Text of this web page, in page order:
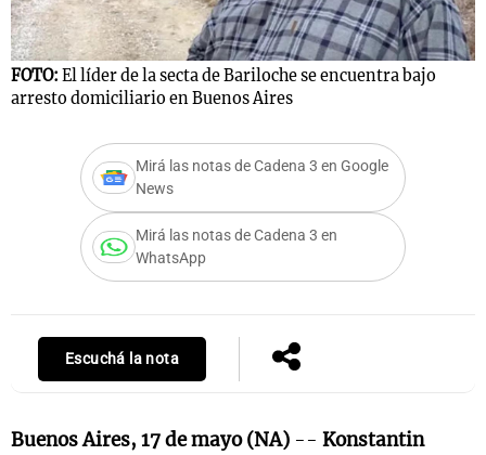
FOTO: El líder de la secta de Bariloche se encuentra bajo
arresto domiciliario en Buenos Aires
Mirá las notas de Cadena 3 en Google
News
Mirá las notas de Cadena 3 en
WhatsApp
Escuchá la nota
Buenos Aires, 17 de mayo (NA) -- Konstantin